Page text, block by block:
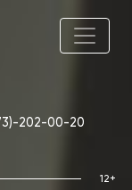
202-00-20